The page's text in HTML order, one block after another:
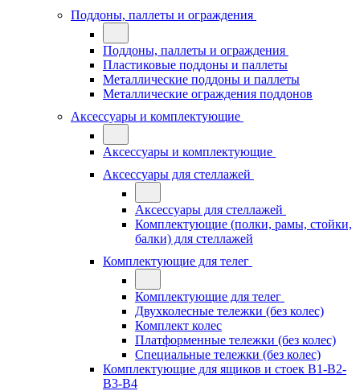
Поддоны, паллеты и ограждения
Поддоны, паллеты и ограждения
Пластиковые поддоны и паллеты
Металлические поддоны и паллеты
Металлические ограждения поддонов
Аксессуары и комплектующие
Аксессуары и комплектующие
Аксессуары для стеллажей
Аксессуары для стеллажей
Комплектующие (полки, рамы, стойки,
балки) для стеллажей
Комплектующие для телег
Комплектующие для телег
Двухколесные тележки (без колес)
Комплект колес
Платформенные тележки (без колес)
Специальные тележки (без колес)
Комплектующие для ящиков и стоек В1-В2-
В3-В4